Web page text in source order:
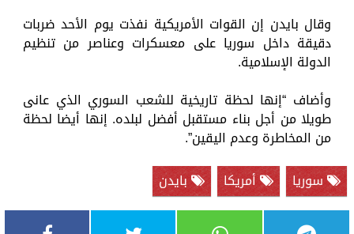
وقال بايدن إن القوات الأمريكية نفذت يوم الأحد ضربات
دقيقة داخل سوريا على معسكرات وعناصر من تنظيم
الدولة الإسلامية.
وأضاف “إنها لحظة تاريخية للشعب السوري الذي عانى
طويلا من أجل بناء مستقبل أفضل لبلده. إنها أيضا لحظة
من المخاطرة وعدم اليقين”.
سوريا
أمريكا بايدن